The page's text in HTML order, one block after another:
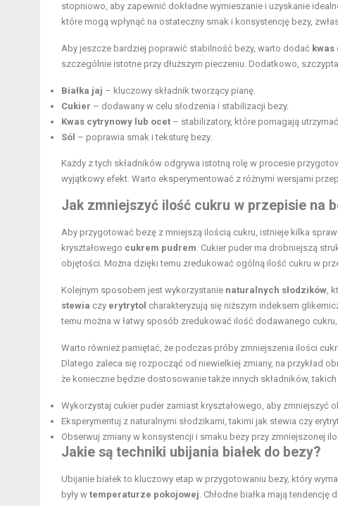
stopniowo, aby zapewnić dokładne wymieszanie i uzyskanie
które mogą wpłynąć na ostateczny smak i konsystencję bezy,
Aby jeszcze bardziej poprawić stabilność bezy, warto dodać
szczególnie istotne przy dłuższym pieczeniu. Dodatkowo, szczypta
Białka jaj – kluczowy składnik tworzący pianę.
Cukier – dodawany w celu słodzenia i stabilizacji bezy.
Kwas cytrynowy lub ocet – stabilizatory, które pomagają
Sól – poprawia smak i teksturę bezy.
Każdy z tych składników odgrywa istotną rolę w procesie
wyjątkowy efekt. Warto eksperymentować z różnymi wersjami
Jak zmniejszyć ilość cukru w przepisie na
Aby przygotować bezę z mniejszą ilością cukru, istnieje kilka
kryształowego cukrem pudrem. Cukier puder ma drobniejszą
objętości. Można dzięki temu zredukować ogólną ilość cukru w
Kolejnym sposobem jest wykorzystanie naturalnych słodzików,
stewia czy erytrytol charakteryzują się niższym indeksem
temu można w łatwy sposób zredukować ilość dodawanego
Warto również pamiętać, że podczas próby zmniejszenia ilości
Dlatego zaleca się rozpocząć od niewielkiej zmiany, na przykład
że konieczne będzie dostosowanie także innych składników,
Wykorzystaj cukier puder zamiast kryształowego, aby zmniejszyć
Eksperymentuj z naturalnymi słodzikami, takimi jak stewia czy
Obserwuj zmiany w konsystencji i smaku bezy przy zmniejszonej
Jakie są techniki ubijania białek do bezy?
Ubijanie białek to kluczowy etap w przygotowaniu bezy, który
były w temperaturze pokojowej. Chłodne białka mają